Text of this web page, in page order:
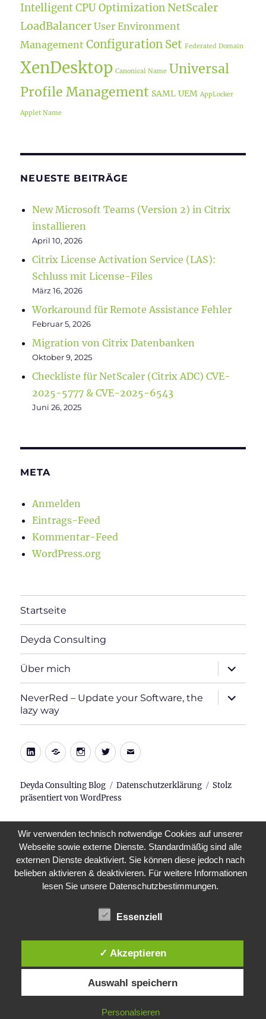
Intelligent CPU Optimization NetScaler
LoadBalancer User Environment
Management Configuration Set Federated Domain
XenDesktop Canonical Name Universal
Profile Management SAML UEM AppLocker
Applet Name
NEUESTE BEITRÄGE
New Microsoft Teams (Version 2) in Citrix
installieren
April 10, 2026
Citrix License Activation Service (LAS):
Schluss mit License-Files
März 16, 2026
Workaround für Remote Assistance Fehler
Februar 5, 2026
Migration von Citrix Datenbanken
Oktober 9, 2025
Checkliste für NetScaler (Citrix ADC) CVE-
2025-5777 & CVE-2025-6543
Juni 26, 2025
META
Anmelden
Eintrags-Feed
Kommentar-Feed
WordPress.org
Startseite
Deyda Consulting
Über mich
öffnen
NeverRed – Update your Software, the
lazy way
öffnen
LinkedIn
Xing Instagram
TwitterE-
Deyda Consulting Blog Datenschutzerklärung
Stolz
präsentiert von WordPress
Wir verwenden technisch notwendige Cookies auf unserer
Webseite sowie externe Dienste. Standardmäßig sind alle
externen Dienste deaktiviert. Sie können diese jedoch nach
belieben aktivieren & deaktivieren. Für weitere Informationen
lesen Sie unsere Datenschutzbestimmungen.
Essenziell
✓ Akzeptieren
Auswahl speichern
Personalsieren